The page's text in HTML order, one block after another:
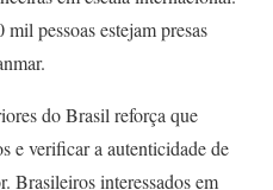
pessoas estejam presas
do Brasil reforça que
e verificar a autenticidade de
Brasileiros interessados em